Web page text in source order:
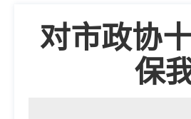
对市政协
保